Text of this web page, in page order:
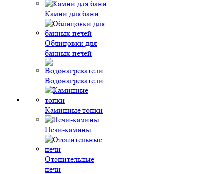
Камни для бани
Облицовки для
банных печей
Водонагреватели
Каминные топки
Печи-камины
Отопительные
печи